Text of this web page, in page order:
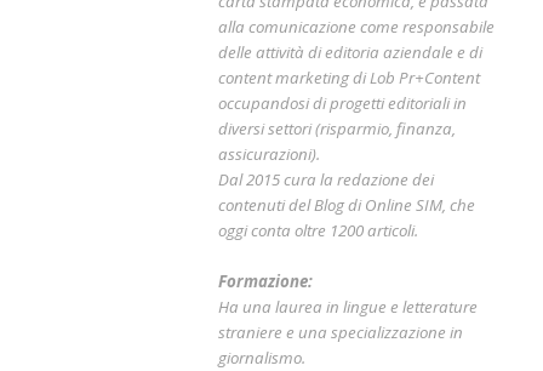
alla comunicazione come responsabile
delle attività di editoria aziendale e di
content marketing di Lob Pr+Content
occupandosi di progetti editoriali in
diversi settori (risparmio, finanza,
assicurazioni).
Dal 2015 cura la redazione dei
contenuti del Blog di Online SIM, che
oggi conta oltre 1200 articoli.
Formazione:
Ha una laurea in lingue e letterature
straniere e una specializzazione in
giornalismo.